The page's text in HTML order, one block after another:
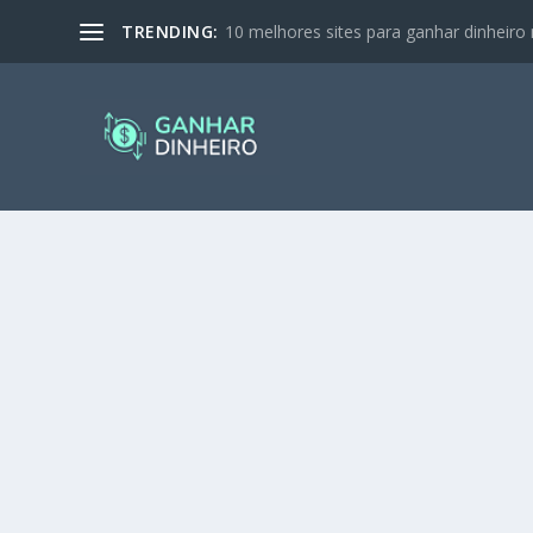
TRENDING: 10 melhores sites para ganhar dinheiro